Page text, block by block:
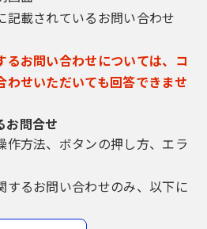
削除をすることができま
スワード等の管理
は申請データの送信時に
理番号及びパスワード
、利用者のデータの保護
す。利用者は、次の事項を
記載されているお問い合わせ
お問い合わせについては、コ
わせいただいても回答できませ
お問合せ
作方法、ボタンの押し方、エラ
するお問い合わせのみ、以下に